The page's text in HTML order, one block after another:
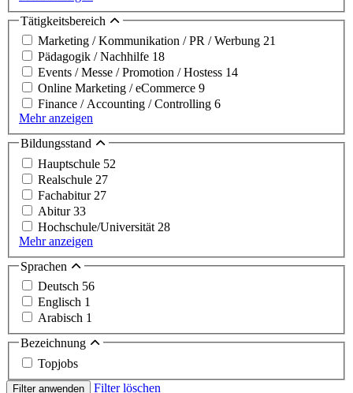
Tätigkeitsbereich
Marketing / Kommunikation / PR / Werbung 21
Pädagogik / Nachhilfe 18
Events / Messe / Promotion / Hostess 14
Online Marketing / eCommerce 9
Finance / Accounting / Controlling 6
Mehr anzeigen
Bildungsstand
Hauptschule 52
Realschule 27
Fachabitur 27
Abitur33
Hochschule/Universität 28
Mehr anzeigen
Sprachen
Deutsch 56
Englisch 1
Arabisch 1
Bezeichnung
Topjobs
Filter anwenden Filter löschen